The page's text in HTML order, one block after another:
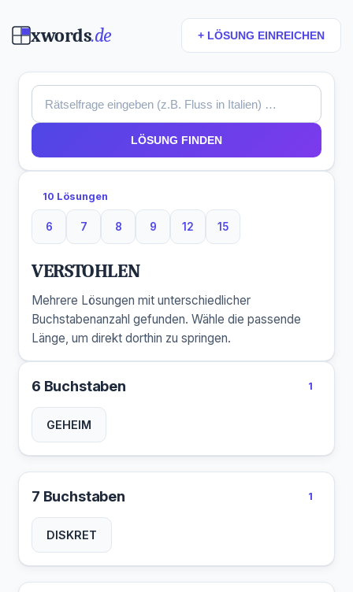
xwords.de + LÖSUNG EINREICHEN
LÖSUNG FINDEN
10 Lösungen
6
6 Buchstaben
7
7 Buchstaben
8
8 Buchstaben
9
9 Buchstaben
12
12 Buchstaben
15
15 Buchstaben
VERSTOHLEN
Mehrere Lösungen mit unterschiedlicher
Buchstabenanzahl gefunden. Wähle die passende
Länge, um direkt dorthin zu springen.
6 Buchstaben 1
GEHEIM
7 Buchstaben 1
DISKRET